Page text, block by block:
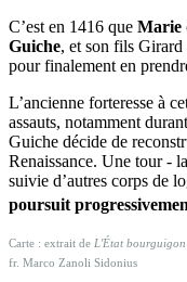
C’est en 1416 que Marie
Guiche, et son fils Girard
pour finalement en
L’ancienne forteresse à
assauts, notamment
Guiche décide de
Renaissance. Une tour -
suivie d’autres corps de
poursuit
Carte : extrait de L'État
fr. Marco Zanoli Sidonius